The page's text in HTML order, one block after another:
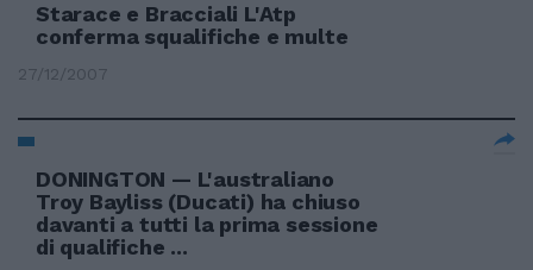
Starace e Bracciali L'Atp
conferma squalifiche e multe
27/12/2007
DONINGTON — L'australiano
Troy Bayliss (Ducati) ha chiuso
davanti a tutti la prima sessione
di qualifiche ...